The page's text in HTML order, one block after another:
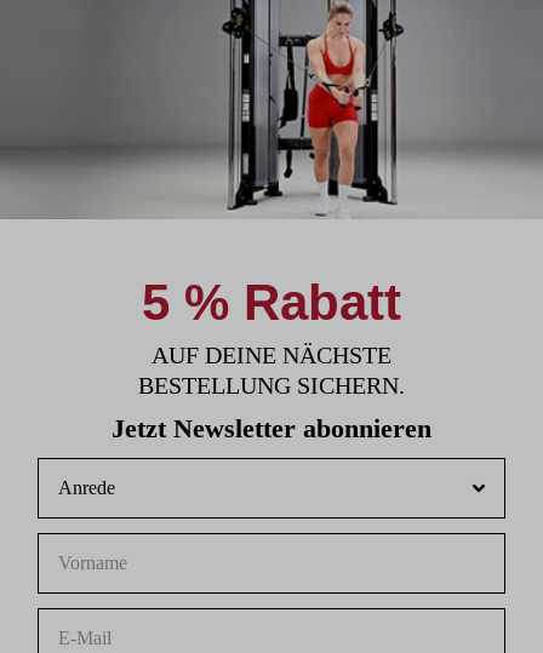
5 % Rabatt
AUF DEINE NÄCHSTE
BESTELLUNG SICHERN.
Jetzt Newsletter abonnieren